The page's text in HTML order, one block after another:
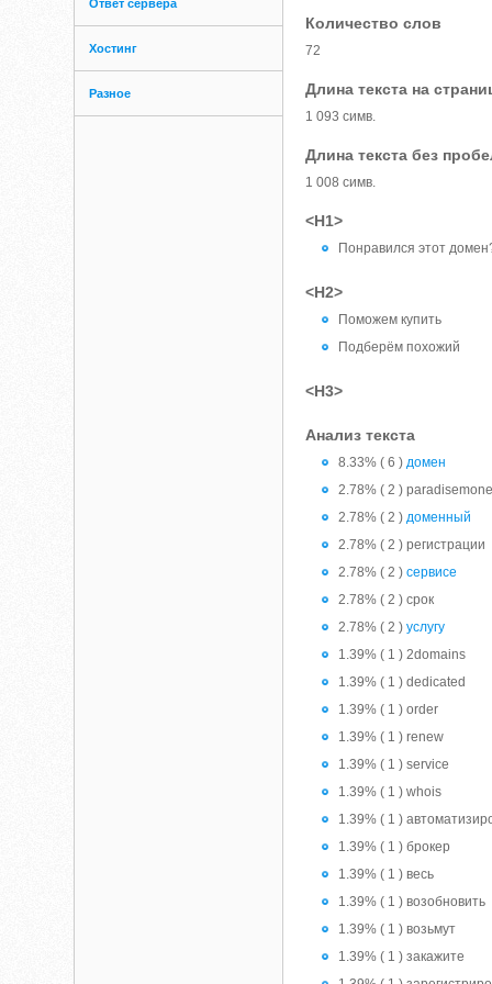
Ответ сервера
Хостинг
Разное
Количество слов
72
Длина текста на
1 093 симв.
Длина текста без
1 008 симв.
<H1>
Понравился этот
<H2>
Поможем купить
Подберём похожий
<H3>
Анализ текста
8.33% ( 6 )домен
2.78% ( 2 )
2.78% ( 2 )доменный
2.78% ( 2 ) регистрации
2.78% ( 2 )сервисе
2.78% ( 2 ) срок
2.78% ( 2 )услугу
1.39% ( 1 ) 2domains
1.39% ( 1 ) dedicated
1.39% ( 1 ) order
1.39% ( 1 ) renew
1.39% ( 1 ) service
1.39% ( 1 ) whois
1.39% ( 1 )
1.39% ( 1 ) брокер
1.39% ( 1 ) весь
1.39% ( 1 ) возобновить
1.39% ( 1 ) возьмут
1.39% ( 1 ) закажите